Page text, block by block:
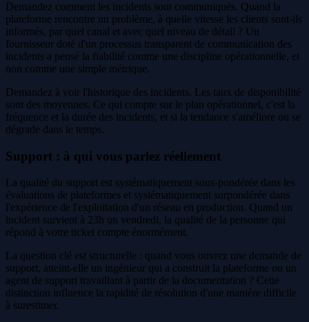
Demandez comment les incidents sont communiqués. Quand la
plateforme rencontre un problème, à quelle vitesse les clients sont-ils
informés, par quel canal et avec quel niveau de détail ? Un
fournisseur doté d'un processus transparent de communication des
incidents a pensé la fiabilité comme une discipline opérationnelle, et
non comme une simple métrique.
Demandez à voir l'historique des incidents. Les taux de disponibilité
sont des moyennes. Ce qui compte sur le plan opérationnel, c'est la
fréquence et la durée des incidents, et si la tendance s'améliore ou se
dégrade dans le temps.
Support : à qui vous parlez réellement
La qualité du support est systématiquement sous-pondérée dans les
évaluations de plateformes et systématiquement surpondérée dans
l'expérience de l'exploitation d'un réseau en production. Quand un
incident survient à 23h un vendredi, la qualité de la personne qui
répond à votre ticket compte énormément.
La question clé est structurelle : quand vous ouvrez une demande de
support, atteint-elle un ingénieur qui a construit la plateforme ou un
agent de support travaillant à partir de la documentation ? Cette
distinction influence la rapidité de résolution d'une manière difficile
à surestimer.